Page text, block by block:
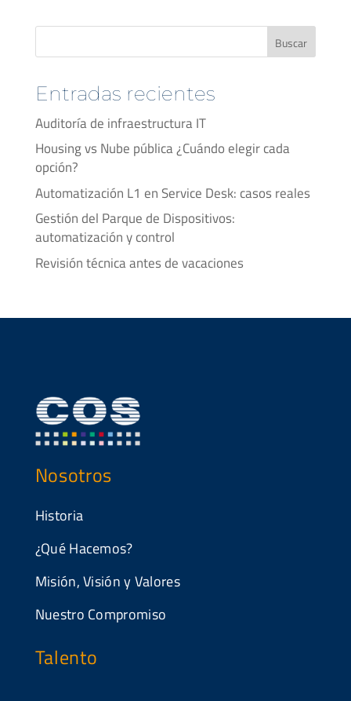
o er p
tir
Buscar
Entradas recientes
Auditoría de infraestructura IT
Housing vs Nube pública ¿Cuándo elegir cada
opción?
Automatización L1 en Service Desk: casos reales
Gestión del Parque de Dispositivos:
automatización y control
Revisión técnica antes de vacaciones
Nosotros
Historia
¿Qué Hacemos?
Misión, Visión y Valores
Nuestro Compromiso
Talento